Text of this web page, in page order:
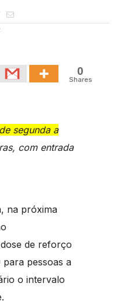
0
Shares
segunda a
com entrada
na próxima
de reforço
pessoas a
o intervalo